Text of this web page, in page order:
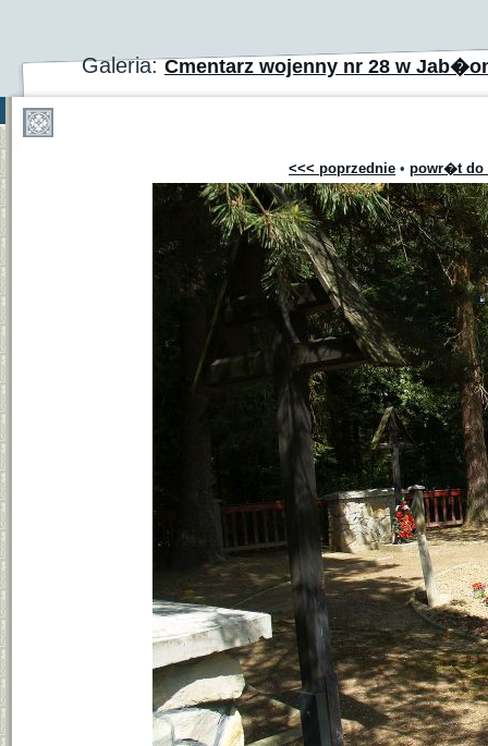
Galeria:Cmentarz wojenny nr 28 w
<<< poprzednie • powr�t do